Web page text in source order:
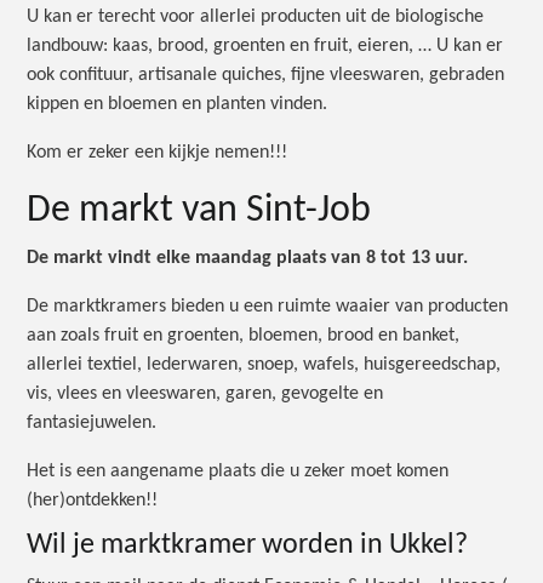
U kan er terecht voor allerlei producten uit de biologische
landbouw: kaas, brood, groenten en fruit, eieren, … U kan er
ook confituur, artisanale quiches, fijne vleeswaren, gebraden
kippen en bloemen en planten vinden.
Kom er zeker een kijkje nemen!!!
De markt van Sint-Job
De markt vindt elke maandag plaats van 8 tot 13 uur.
De marktkramers bieden u een ruimte waaier van producten
aan zoals fruit en groenten, bloemen, brood en banket,
allerlei textiel, lederwaren, snoep, wafels, huisgereedschap,
vis, vlees en vleeswaren, garen, gevogelte en
fantasiejuwelen.
Het is een aangename plaats die u zeker moet komen
(her)ontdekken!!
Wil je marktkramer worden in Ukkel?